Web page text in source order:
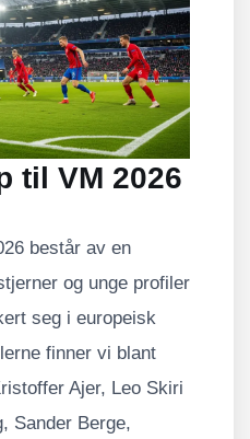
til VM 2026
består av en
og unge profiler
seg i europeisk
finner vi blant
Ajer, Leo Skiri
Sander Berge,